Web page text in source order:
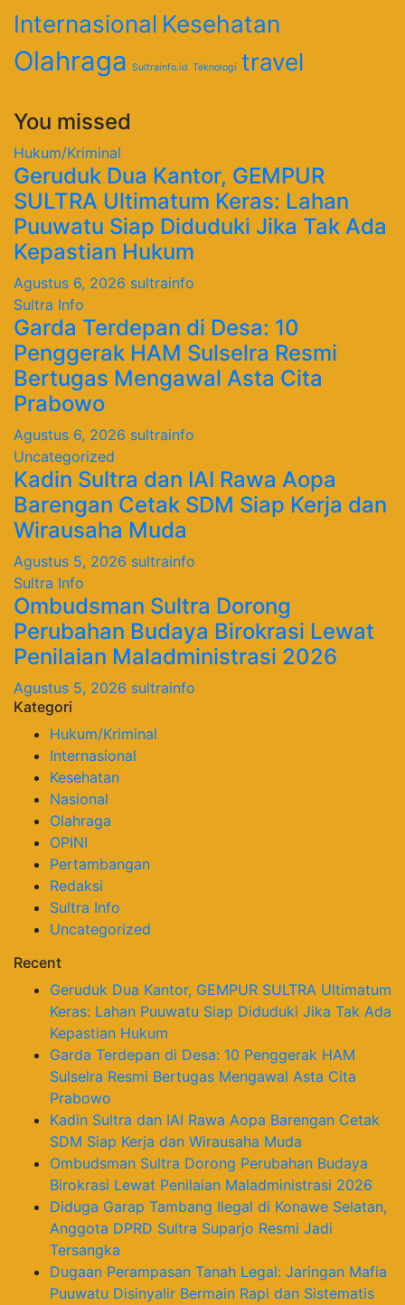
Internasional Kesehatan
Olahraga Sultrainfo.id Teknologi travel
You missed
Hukum/Kriminal
Geruduk Dua Kantor, GEMPUR
SULTRA Ultimatum Keras: Lahan
Puuwatu Siap Diduduki Jika Tak Ada
Kepastian Hukum
Agustus 6, 2026 sultrainfo
Sultra Info
Garda Terdepan di Desa: 10
Penggerak HAM Sulselra Resmi
Bertugas Mengawal Asta Cita
Prabowo
Agustus 6, 2026 sultrainfo
Uncategorized
Kadin Sultra dan IAI Rawa Aopa
Barengan Cetak SDM Siap Kerja dan
Wirausaha Muda
Agustus 5, 2026 sultrainfo
Sultra Info
Ombudsman Sultra Dorong
Perubahan Budaya Birokrasi Lewat
Penilaian Maladministrasi 2026
Agustus 5, 2026 sultrainfo
Kategori
Hukum/Kriminal
Internasional
Kesehatan
Nasional
Olahraga
OPINI
Pertambangan
Redaksi
Sultra Info
Uncategorized
Recent
Geruduk Dua Kantor, GEMPUR SULTRA Ultimatum
Keras: Lahan Puuwatu Siap Diduduki Jika Tak Ada
Kepastian Hukum
Garda Terdepan di Desa: 10 Penggerak HAM
Sulselra Resmi Bertugas Mengawal Asta Cita
Prabowo
Kadin Sultra dan IAI Rawa Aopa Barengan Cetak
SDM Siap Kerja dan Wirausaha Muda
Ombudsman Sultra Dorong Perubahan Budaya
Birokrasi Lewat Penilaian Maladministrasi 2026
Diduga Garap Tambang Ilegal di Konawe Selatan,
Anggota DPRD Sultra Suparjo Resmi Jadi
Tersangka
Dugaan Perampasan Tanah Legal: Jaringan Mafia
Puuwatu Disinyalir Bermain Rapi dan Sistematis